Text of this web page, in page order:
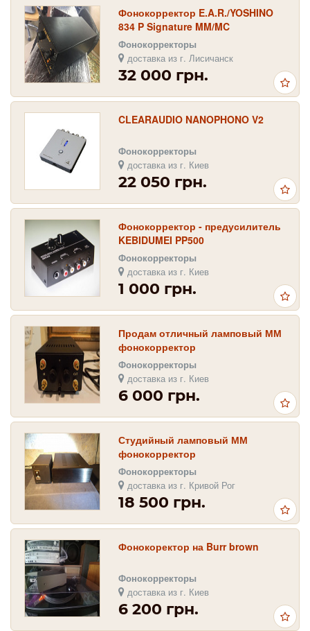
Фонокорректор E.A.R./YOSHINO
834 P Signature MM/MC
Фонокорректоры
доставка из г. Лисичанск
32 000 грн.
CLEARAUDIO NANOPHONO V2
Фонокорректоры
доставка из г. Киев
22 050 грн.
Фонокорректор - предусилитель
KEBIDUMEI PP500
Фонокорректоры
доставка из г. Киев
1 000 грн.
Продам отличный ламповый ММ
фонокорректор
Фонокорректоры
доставка из г. Киев
6 000 грн.
Студийный ламповый ММ
фонокорректор
Фонокорректоры
доставка из г. Кривой Рог
18 500 грн.
Фонокоректор на Burr brown
Фонокорректоры
доставка из г. Киев
6 200 грн.